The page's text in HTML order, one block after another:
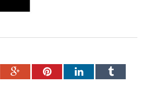
Google+PinterestLinkedInTumblr